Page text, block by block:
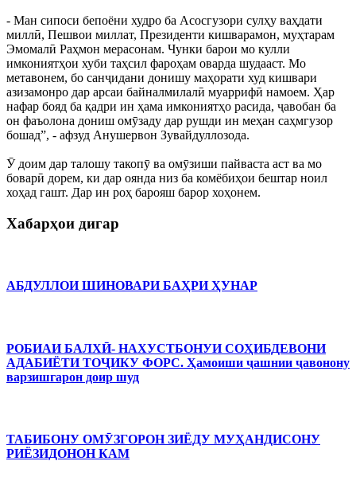
- Ман сипоси бепоёни худро ба Асосгузори сулҳу ваҳдати
миллӣ, Пешвои миллат, Президенти кишварамон, муҳтарам
Эмомалӣ Раҳмон мерасонам. Чунки барои мо кулли
имкониятҳои хуби таҳсил фароҳам оварда шудааст. Мо
метавонем, бо санҷидани донишу маҳорати худ кишвари
азизамонро дар арсаи байналмилалӣ муаррифӣ намоем. Ҳар
нафар бояд ба қадри ин ҳама имкониятҳо расида, ҷавобан ба
он фаъолона дониш омӯзаду дар рушди ин меҳан саҳмгузор
бошад”, - афзуд Анушервон Зувайдуллозода.
Ӯ доим дар талошу такопӯ ва омӯзиши пайваста аст ва мо
боварӣ дорем, ки дар оянда низ ба комёбиҳои бештар ноил
хоҳад гашт. Дар ин роҳ барояш барор хоҳонем.
Хабарҳои дигар
АБДУЛЛОИ ШИНОВАРИ БАҲРИ ҲУНАР
РОБИАИ БАЛХӢ- НАХУСТБОНУИ СОҲИБДЕВОНИ
АДАБИЁТИ ТОҶИКУ ФОРС. Ҳамоиши ҷашнии ҷавонону
варзишгарон доир шуд
ТАБИБОНУ ОМӮЗГОРОН ЗИЁДУ МУҲАНДИСОНУ
РИЁЗИДОНОН КАМ